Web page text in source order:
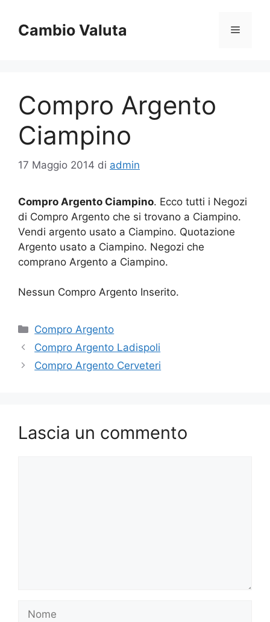
contenuto
Cambio Valuta Menu
Compro Argento
Ciampino
17 Maggio 2014 di admin
Compro Argento Ciampino. Ecco tutti i Negozi
di Compro Argento che si trovano a Ciampino.
Vendi argento usato a Ciampino. Quotazione
Argento usato a Ciampino. Negozi che
comprano Argento a Ciampino.
Nessun Compro Argento Inserito.
Categorie
Compro Argento
Compro Argento Ladispoli
Compro Argento Cerveteri
Lascia un commento
Nome